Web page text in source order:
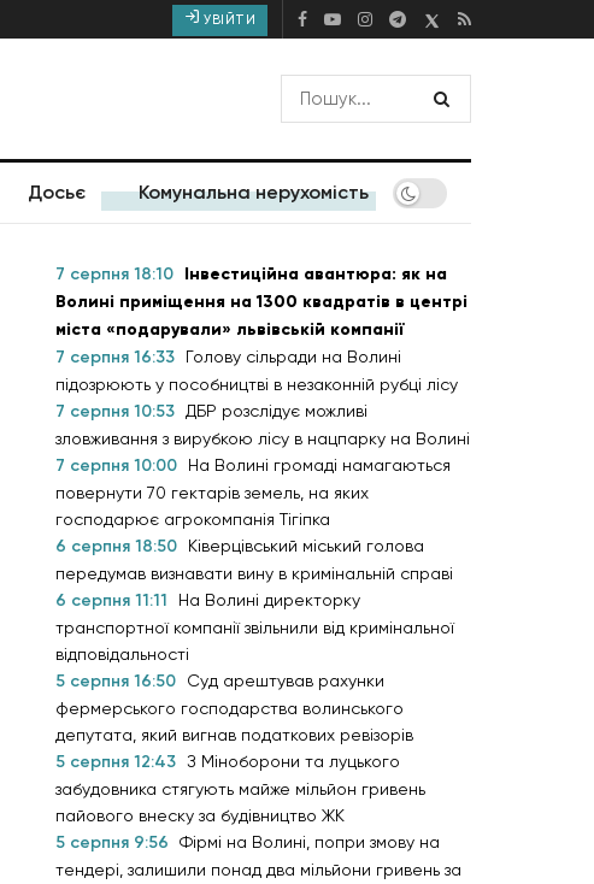
УВІЙТИ
Досьє Комунальна нерухомість
7 серпня 18:10 Інвестиційна авантюра: як на
Волині приміщення на 1300 квадратів в центрі
міста «подарували» львівській компанії
7 серпня 16:33
Голову сільради на Волині
підозрюють у пособництві в незаконній рубці лісу
7 серпня 10:53
ДБР розслідує можливі
зловживання з вирубкою лісу в нацпарку на Волині
7 серпня 10:00
На Волині громаді намагаються
повернути 70 гектарів земель, на яких
господарює агрокомпанія Тігіпка
6 серпня 18:50
Ківерцівський міський голова
передумав визнавати вину в кримінальній справі
6 серпня 11:11
На Волині директорку
транспортної компанії звільнили від кримінальної
відповідальності
5 серпня 16:50
Суд арештував рахунки
фермерського господарства волинського
депутата, який вигнав податкових ревізорів
5 серпня 12:43 З Міноборони та луцького
забудовника стягують майже мільйон гривень
пайового внеску за будівництво ЖК
5 серпня 9:56
Фірмі на Волині, попри змову на
тендері, залишили понад два мільйони гривень за